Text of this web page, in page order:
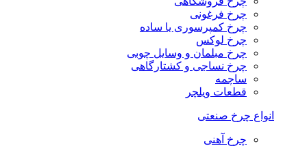
چرخ فرغونی
چرخ کمپرسوری یا ساده
چرخ لوکس
چرخ مبلمان و وسایل چوبی
چرخ نساجی و کشتارگاهی
ساچمه
قطعات ویلچر
انواع چرخ صنعتی
چرخ آهنی